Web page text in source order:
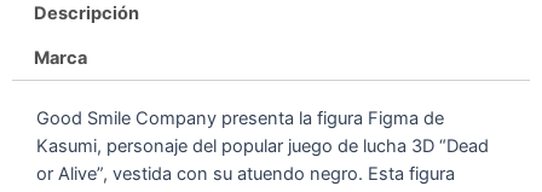
Descripción
Marca
Good Smile Company presenta la figura Figma de
Kasumi, personaje del popular juego de lucha 3D “Dead
or Alive”, vestida con su atuendo negro. Esta figura